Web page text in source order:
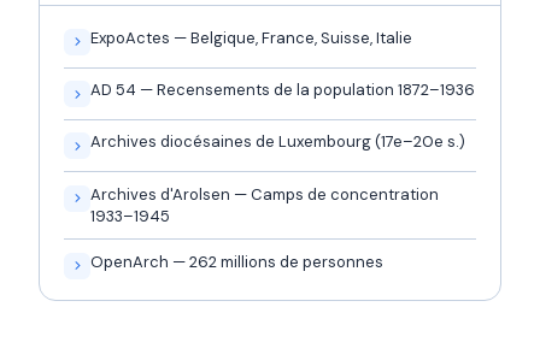
ExpoActes — Belgique, France, Suisse, Italie
AD 54 — Recensements de la population 1872–1936
Archives diocésaines de Luxembourg (17e–20e s.)
Archives d'Arolsen — Camps de concentration
1933–1945
OpenArch — 262 millions de personnes